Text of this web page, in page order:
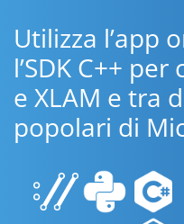
Utilizza l’app
l’SDK C++
e XLAM e tra
popolari di